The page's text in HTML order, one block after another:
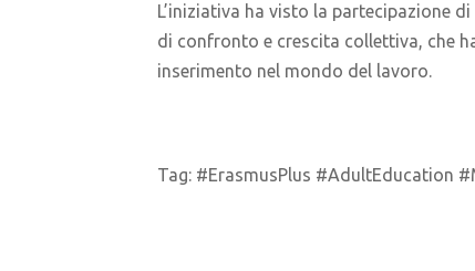
L’iniziativa ha visto la partecipazione
di confronto e crescita collettiva, che
inserimento nel mondo del lavoro.
Tag: #ErasmusPlus #AdultEducation